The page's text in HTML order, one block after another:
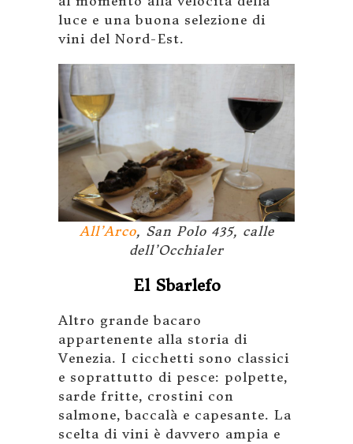
luce e una buona selezione di
vini del Nord-Est.
All’Arco, San Polo 435, calle
dell’Occhialer
El Sbarlefo
Altro grande bacaro
appartenente alla storia di
Venezia. I cicchetti sono classici
e soprattutto di pesce: polpette,
sarde fritte, crostini con
salmone, baccalà e capesante. La
scelta di vini è davvero ampia e